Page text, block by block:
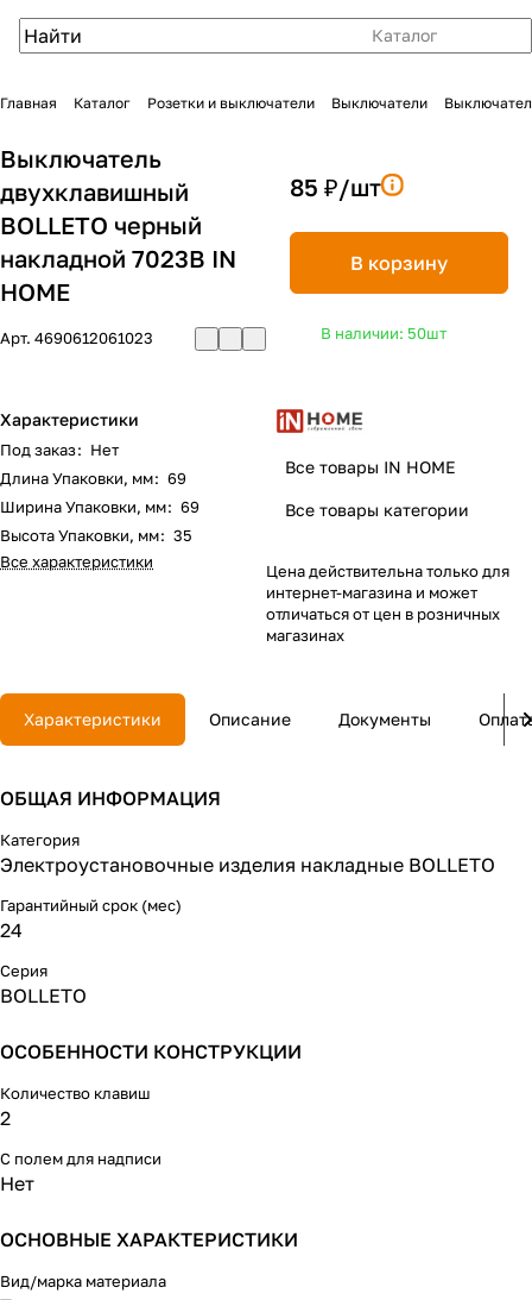
Каталог
Главная Каталог Розетки и выключатели Выключатели
Выключатель
двухклавишный
BOLLETO черный
накладной 7023B IN
HOME
Арт. 4690612061023
Характеристики
Под заказ: Нет
Длина Упаковки, мм: 69
Ширина Упаковки, мм: 69
Высота Упаковки, мм: 35
Все характеристики
85 ₽/шт
В корзину
В наличии: 50шт
Все товары IN HOME
Все товары категории
Цена действительна только для
интернет-магазина и может
отличаться от цен в розничных
магазинах
Характеристики Описание Документы
ОБЩАЯ ИНФОРМАЦИЯ
Категория
Электроустановочные изделия накладные BOLLETO
Гарантийный срок (мес)
24
Серия
BOLLETO
ОСОБЕННОСТИ КОНСТРУКЦИИ
Количество клавиш
2
С полем для надписи
Нет
ОСНОВНЫЕ ХАРАКТЕРИСТИКИ
Вид/марка материала